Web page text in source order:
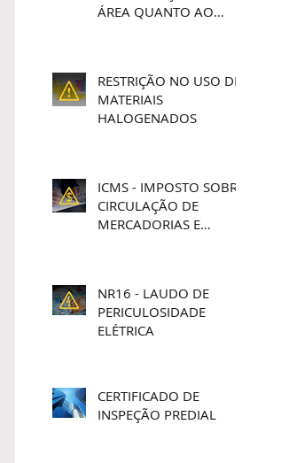
ÁREA QUANTO AO
RESTRIÇÃO NO USO DE
MATERIAIS
HALOGENADOS
ICMS - IMPOSTO SOBRE
CIRCULAÇÃO DE
MERCADORIAS E
NR16 - LAUDO DE
PERICULOSIDADE
ELÉTRICA
CERTIFICADO DE
INSPEÇÃO PREDIAL